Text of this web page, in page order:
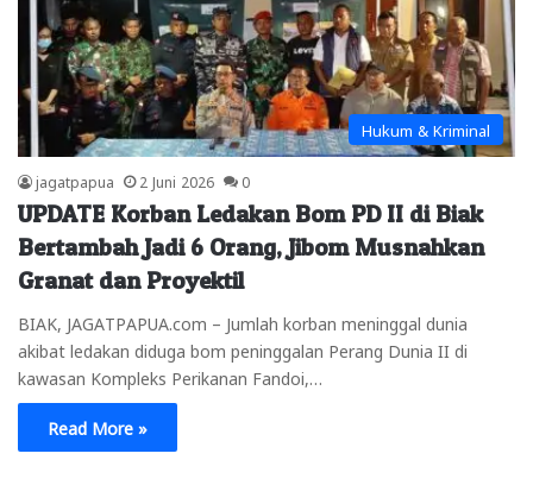
Hukum & Kriminal
jagatpapua 2 Juni 2026 0
UPDATE Korban Ledakan Bom PD II di Biak
Bertambah Jadi 6 Orang, Jibom Musnahkan
Granat dan Proyektil
BIAK, JAGATPAPUA.com – Jumlah korban meninggal dunia
akibat ledakan diduga bom peninggalan Perang Dunia II di
kawasan Kompleks Perikanan Fandoi,…
Read More »